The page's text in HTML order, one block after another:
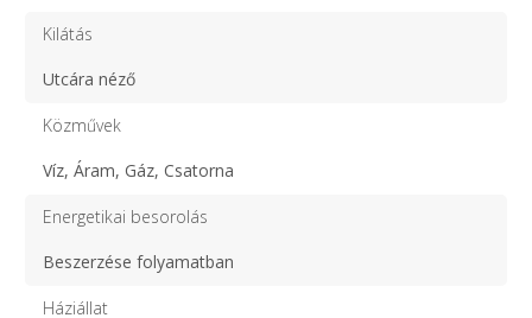
Kilátás
Utcára néző
Közművek
Víz, Áram, Gáz, Csatorna
Energetikai besorolás
Beszerzése folyamatban
Háziállat